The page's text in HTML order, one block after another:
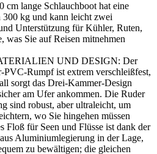
cm lange Schlauchboot hat eine
kg und kann leicht zwei
Unterstützung für Kühler, Ruten,
was Sie auf Reisen mitnehmen
UND DESIGN: Der
PVC-Rumpf ist extrem verschleißfest,
sorgt das Drei-Kammer-Design
am Ufer ankommen. Die Ruder
sind robust, aber ultraleicht, um
wo Sie hingehen müssen
Floß für Seen und Flüsse ist dank der
Aluminiumlegierung in der Lage,
zu bewältigen; die gleichen